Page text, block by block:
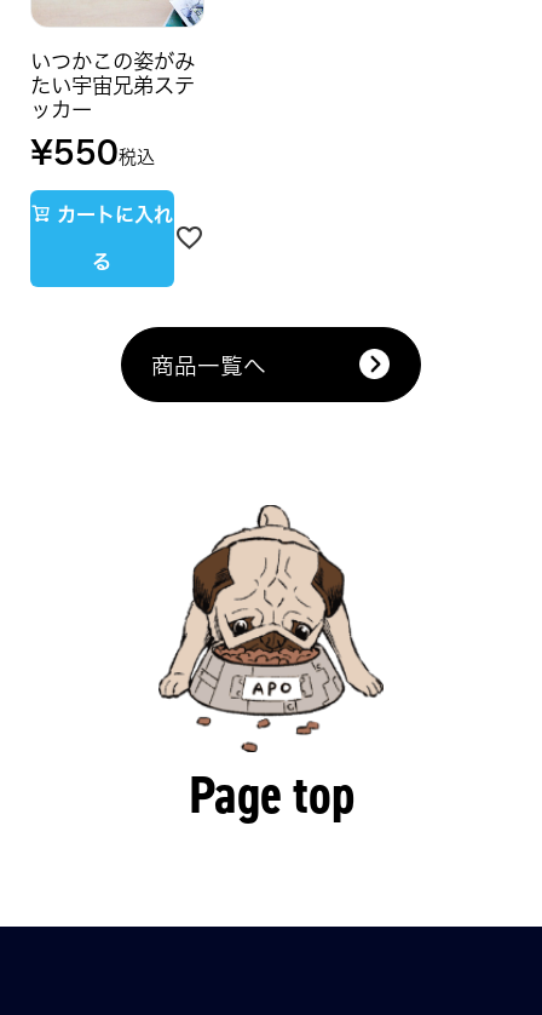
いつかこの姿がみ
たい宇宙兄弟ステ
ッカー
¥550税込
カートに入れ
る
商品一覧へ
Page top